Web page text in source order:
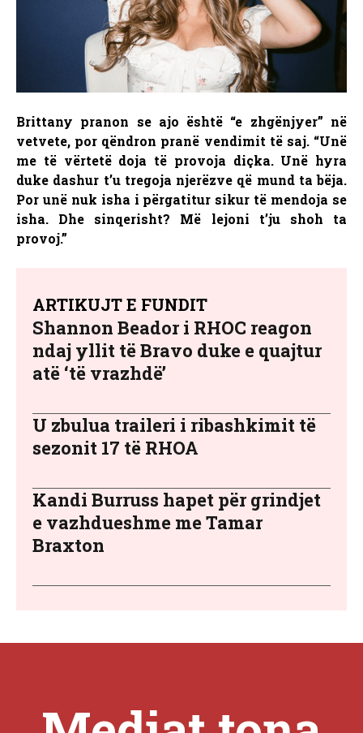
Brittany pranon se ajo është “e zhgënjyer” në
vetvete, por qëndron pranë vendimit të saj. “Unë
me të vërtetë doja të provoja diçka. Unë hyra
duke dashur t’u tregoja njerëzve që mund ta bëja.
Por unë nuk isha i përgatitur sikur të mendoja se
isha. Dhe sinqerisht? Më lejoni t’ju shoh ta
provoj.”
ARTIKUJT E FUNDIT
Shannon Beador i RHOC reagon
ndaj yllit të Bravo duke e quajtur
atë ‘të vrazhdë’
U zbulua traileri i ribashkimit të
sezonit 17 të RHOA
Kandi Burruss hapet për grindjet
e vazhdueshme me Tamar
Braxton